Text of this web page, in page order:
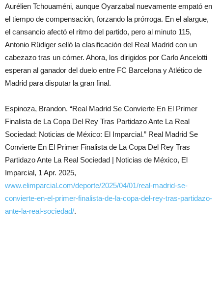
Aurélien Tchouaméni, aunque Oyarzabal nuevamente empató en
el tiempo de compensación, forzando la prórroga. En el alargue,
el cansancio afectó el ritmo del partido, pero al minuto 115,
Antonio Rüdiger selló la clasificación del Real Madrid con un
cabezazo tras un córner. Ahora, los dirigidos por Carlo Ancelotti
esperan al ganador del duelo entre FC Barcelona y Atlético de
Madrid para disputar la gran final.
Espinoza, Brandon. “Real Madrid Se Convierte En El Primer
Finalista de La Copa Del Rey Tras Partidazo Ante La Real
Sociedad: Noticias de México: El Imparcial.” Real Madrid Se
Convierte En El Primer Finalista de La Copa Del Rey Tras
Partidazo Ante La Real Sociedad | Noticias de México, El
Imparcial, 1 Apr. 2025,
www.elimparcial.com/deporte/2025/04/01/real-madrid-se-
convierte-en-el-primer-finalista-de-la-copa-del-rey-tras-partidazo-
ante-la-real-sociedad/.